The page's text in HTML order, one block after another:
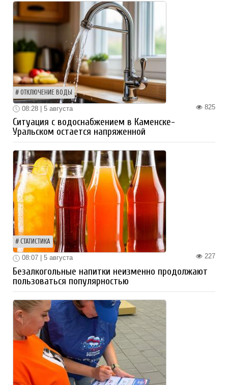
ОТКЛЮЧЕНИЕ ВОДЫ
825
08:28 | 5 августа
Ситуация с водоснабжением в Каменске-
Уральском остается напряженной
СТАТИСТИКА
227
08:07 | 5 августа
Безалкогольные напитки неизменно продолжают
пользоваться популярностью